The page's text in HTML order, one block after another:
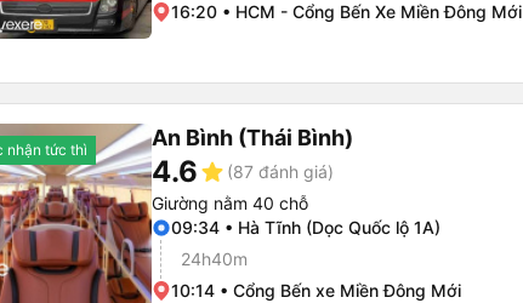
16:20 • HCM - Cổng Bến Xe Miền Đông Mới
nhận tức thì An Bình (Thái Bình)
4.6star (87 đánh giá)
Giường nằm 40 chỗ
09:34 • Hà Tĩnh (Dọc Quốc lộ 1A)
24h40m
10:14 • Cổng Bến xe Miền Đông Mới